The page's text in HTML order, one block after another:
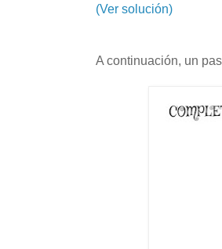
(Ver solución)
A continuación, un